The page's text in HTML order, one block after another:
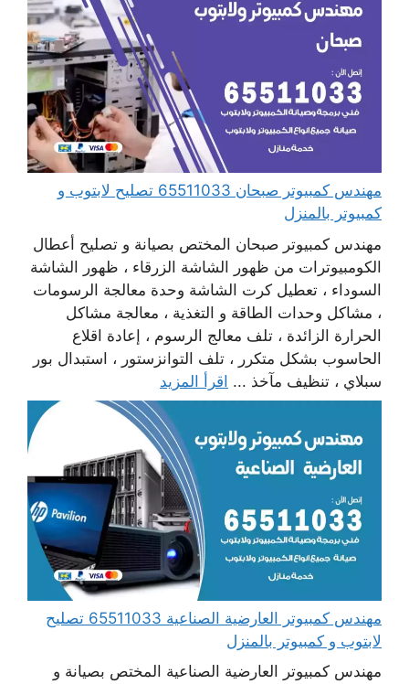
مهندس كمبيوتر صبحان 65511033 تصليح لابتوب و
كمبيوتر بالمنزل
مهندس كمبيوتر صبحان المختص بصيانة و تصليح أعطال
الكومبيوترات من ظهور الشاشة الزرقاء ، ظهور الشاشة
السوداء ، تعطيل كرت الشاشة وحدة معالجة الرسومات
، مشاكل وحدات الطاقة و التغذية ، معالجة مشاكل
الحرارة الزائدة ، تلف معالج الرسوم ، إعادة اقلاع
الحاسوب بشكل متكرر ، تلف التوانزستور ، استبدال بور
سبلاي ، تنظيف مآخذ ... اقرأ المزيد
مهندس كمبيوتر العارضية الصناعية 65511033 تصليح
لابتوب و كمبيوتر بالمنزل
مهندس كمبيوتر العارضية الصناعية المختص بصيانة و